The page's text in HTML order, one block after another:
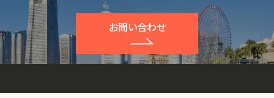
お問い合わせ